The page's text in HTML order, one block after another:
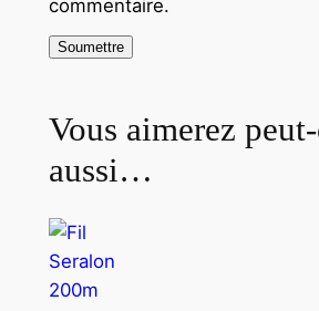
commentaire.
Vous aimerez
aussi…